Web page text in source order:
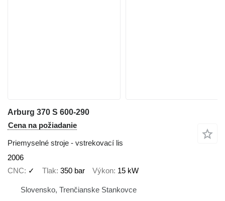
Arburg 370 S 600-290
Cena na požiadanie
Priemyselné stroje - vstrekovací lis
2006
CNC
✓ Tlak 350 bar Výkon 15 kW
Slovensko, Trenčianske Stankovce